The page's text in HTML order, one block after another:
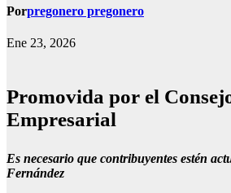
Porpregonero pregonero
Ene 23, 2026
Promovida por el
Empresarial
Es necesario que contribuyentes estén
Fernández